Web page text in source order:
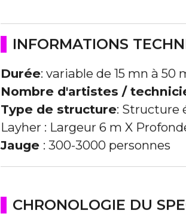
INFORMATIONS
Durée: variable de 15 mn à 50
Nombre d'artistes /
Type de structure: Structure
Layher : Largeur 6 m X
Jauge : 300-3000 personnes